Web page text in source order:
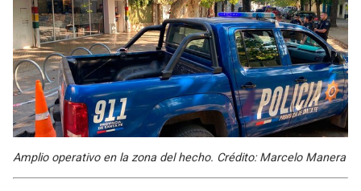
Amplio operativo en la zona del hecho. Crédito: Marcelo Manera